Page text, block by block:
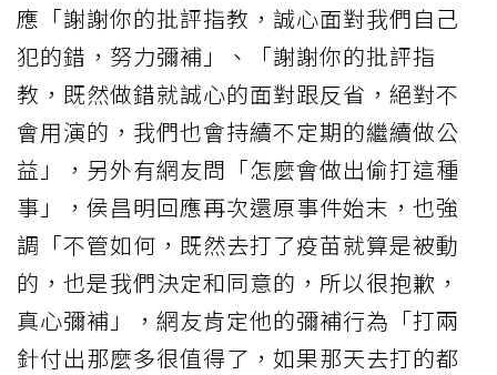
應「謝謝你的批評指教，誠心面對我們自己
犯的錯，努力彌補」、「謝謝你的批評指
教，既然做錯就誠心的面對跟反省，絕對不
會用演的，我們也會持續不定期的繼續做公
益」，另外有網友問「怎麼會做出偷打這種
事」，侯昌明回應再次還原事件始末，也強
調「不管如何，既然去打了疫苗就算是被動
的，也是我們決定和同意的，所以很抱歉，
真心彌補」，網友肯定他的彌補行為「打兩
針付出那麼多很值得了，如果那天去打的都